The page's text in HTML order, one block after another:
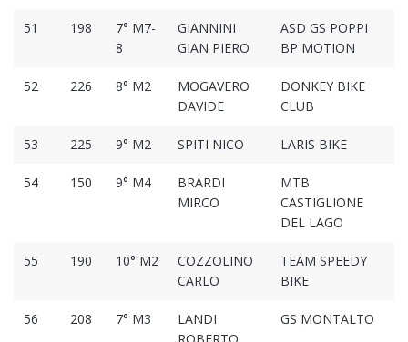
51 198
7° M7-
8
GIANNINI
GIAN PIERO
ASD GS POPPI
BP MOTION
52 226 8° M2
MOGAVERO
DAVIDE
DONKEY BIKE
CLUB
53 225 9° M2 SPITI NICO LARIS BIKE
54 150 9° M4
BRARDI
MIRCO
MTB
CASTIGLIONE
DEL LAGO
55 190 10° M2
COZZOLINO
CARLO
TEAM SPEEDY
BIKE
56 208 7° M3
LANDI
GS MONTALTO